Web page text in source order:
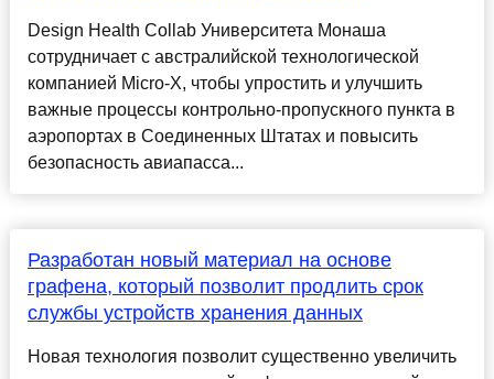
Design Health Collab Университета Монаша
сотрудничает с австралийской технологической
компанией Micro-X, чтобы упростить и улучшить
важные процессы контрольно-пропускного пункта в
аэропортах в Соединенных Штатах и ​​​​повысить
безопасность авиапасса...
Разработан новый материал на основе
графена, который позволит продлить срок
службы устройств хранения данных
Новая технология позволит существенно увеличить